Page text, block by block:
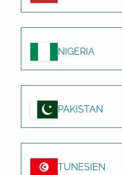
NIGERIA
PAKISTAN
TUNESIEN